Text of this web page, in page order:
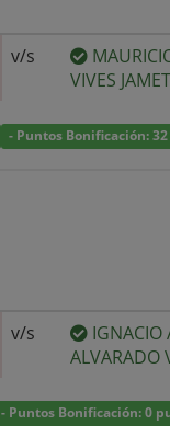
v/s
VIVES
- Puntos Bonificación:
v/s IGNACIO
ALVARADO
- Puntos Bonificación: 0